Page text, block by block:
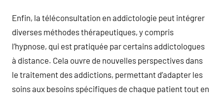
Enfin, la téléconsultation en addictologie peut intégrer
diverses méthodes thérapeutiques, y compris
l’hypnose, qui est pratiquée par certains addictologues
à distance. Cela ouvre de nouvelles perspectives dans
le traitement des addictions, permettant d’adapter les
soins aux besoins spécifiques de chaque patient tout en